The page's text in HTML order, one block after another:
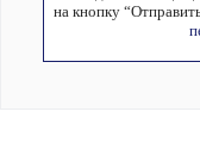
на кнопку